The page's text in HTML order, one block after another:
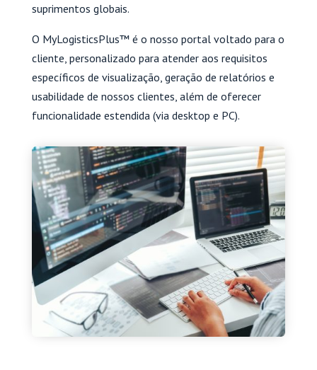
suprimentos globais.
O MyLogisticsPlus™ é o nosso portal voltado para o
cliente, personalizado para atender aos requisitos
específicos de visualização, geração de relatórios e
usabilidade de nossos clientes, além de oferecer
funcionalidade estendida (via desktop e PC).